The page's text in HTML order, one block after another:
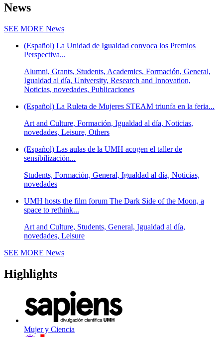
News
SEE MORE News
(Español) La Unidad de Igualdad convoca los Premios
Perspectiva...
Alumni, Grants, Students, Academics, Formación, General,
Igualdad al día, University, Research and Innovation,
Noticias, novedades, Publicaciones
(Español) La Ruleta de Mujeres STEAM triunfa en la feria...
Art and Culture, Formación, Igualdad al día, Noticias,
novedades, Leisure, Others
(Español) Las aulas de la UMH acogen el taller de
sensibilización...
Students, Formación, General, Igualdad al día, Noticias,
novedades
UMH hosts the film forum The Dark Side of the Moon, a
space to rethink...
Art and Culture, Students, General, Igualdad al día,
novedades, Leisure
SEE MORE News
Highlights
Mujer y Ciencia